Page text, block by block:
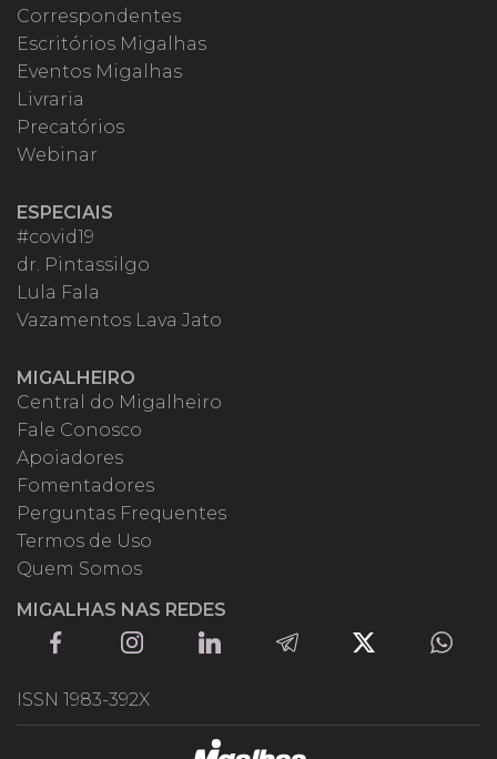
Correspondentes
Escritórios Migalhas
Eventos Migalhas
Livraria
Precatórios
Webinar
ESPECIAIS
#covid19
dr. Pintassilgo
Lula Fala
Vazamentos Lava Jato
MIGALHEIRO
Central do Migalheiro
Fale Conosco
Apoiadores
Fomentadores
Perguntas Frequentes
Termos de Uso
Quem Somos
MIGALHAS NAS REDES
ISSN 1983-392X